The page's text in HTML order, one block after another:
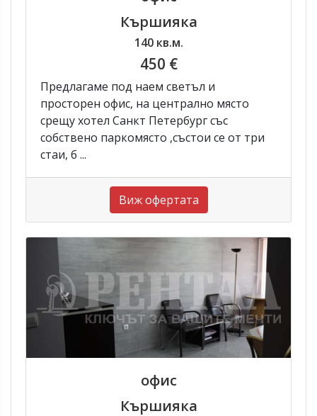
Кършияка
140 кв.м.
450 €
Предлагаме под наем светъл и
просторен офис, на централно място
срещу хотел Санкт Петербург със
собствено паркомясто ,състои се от три
стаи, б ...
Виж офертата
офис
Кършияка